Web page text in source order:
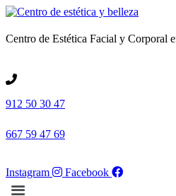
Centro de Estética Facial y Corporal
912 50 30 47
667 59 47 69
Instagram Facebook
Menú